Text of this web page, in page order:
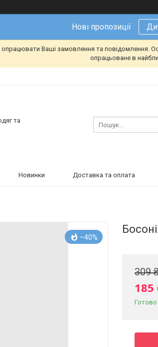
Нові пропозиції
Ваші замовлення та повідомлення.
опрацьоване в
та
Новинки Доставка та оплата
–40%
309
185
Готово